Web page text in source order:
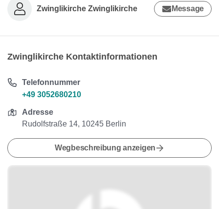
Zwinglikirche Zwinglikirche Message
Zwinglikirche Kontaktinformationen
Telefonnummer
+49 3052680210
Adresse
Rudolfstraße 14, 10245 Berlin
Wegbeschreibung anzeigen